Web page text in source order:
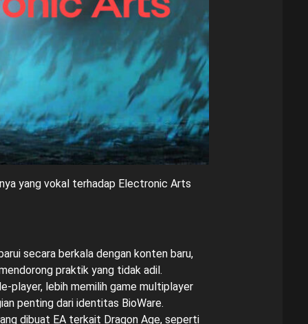
yang vokal terhadap Electronic Arts
secara berkala dengan konten baru,
praktik yang tidak adil.
player, lebih memilih game multiplayer
penting dari identitas BioWare.
dibuat EA terkait Dragon Age, seperti